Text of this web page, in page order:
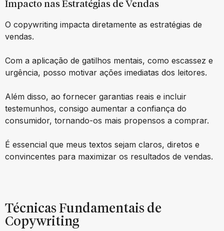
Impacto nas Estratégias de Vendas
O copywriting impacta diretamente as estratégias de
vendas.
Com a aplicação de gatilhos mentais, como escassez e
urgência, posso motivar ações imediatas dos leitores.
Além disso, ao fornecer garantias reais e incluir
testemunhos, consigo aumentar a confiança do
consumidor, tornando-os mais propensos a comprar.
É essencial que meus textos sejam claros, diretos e
convincentes para maximizar os resultados de vendas.
Técnicas Fundamentais de
Copywriting